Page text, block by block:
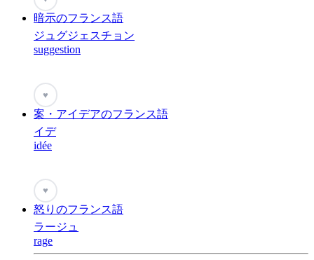
暗示のフランス語
ジュグジェスチョン
suggestion
♥
案・アイデアのフランス語
イデ
idée
♥
怒りのフランス語
ラージュ
rage